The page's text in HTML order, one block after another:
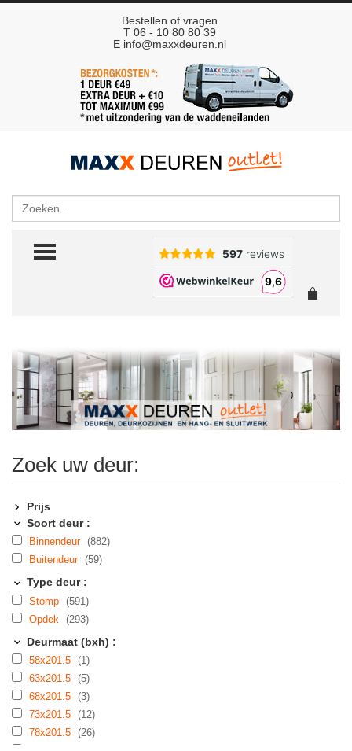
Bestellen of vragen
T 06 - 10 80 80 39
E info@maxxdeuren.nl
Zoeken
TOGGLE MENU
Zoek uw deur:
Prijs
Soort deur :
Binnendeur (882)
Buitendeur (59)
Type deur :
Stomp (591)
Opdek
(293)
Deurmaat (bxh) :
58x201.5 (1)
63x201.5 (5)
68x201.5 (3)
73x201.5 (12)
78x201.5 (26)